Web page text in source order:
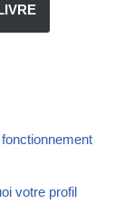
votre profil